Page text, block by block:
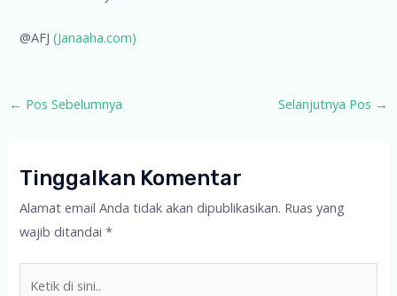
@AFJ(Janaaha.com)
Post
← Pos Sebelumnya Selanjutnya Pos →
Tinggalkan Komentar
Alamat email Anda tidak akan dipublikasikan. Ruas yang
wajib ditandai*